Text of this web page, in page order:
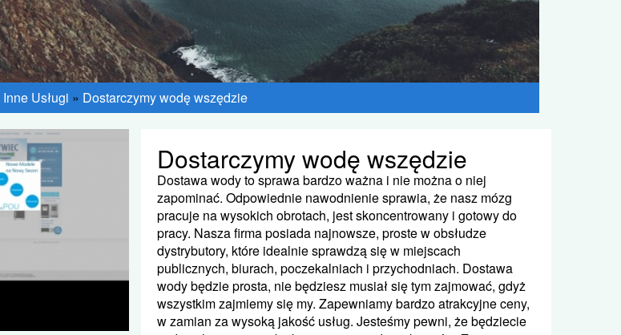
Inne Usługi » Dostarczymy wodę wszędzie
Dostarczymy wodę wszędzie
Dostawa wody to sprawa bardzo ważna i nie można o niej
zapominać. Odpowiednie nawodnienie sprawia, że nasz mózg
pracuje na wysokich obrotach, jest skoncentrowany i gotowy do
pracy. Nasza firma posiada najnowsze, proste w obsłudze
dystrybutory, które idealnie sprawdzą się w miejscach
publicznych, biurach, poczekalniach i przychodniach. Dostawa
wody będzie prosta, nie będziesz musiał się tym zajmować, gdyż
wszystkim zajmiemy się my. Zapewniamy bardzo atrakcyjne ceny,
w zamian za wysoką jakość usług. Jesteśmy pewni, że będziecie